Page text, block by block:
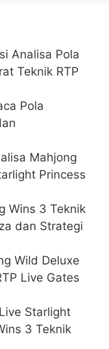
Analisa Pola
Teknik RTP
Pola
Mahjong
Princess
Wins 3 Teknik
dan Strategi
Wild Deluxe
Live Gates
Starlight
3 Teknik